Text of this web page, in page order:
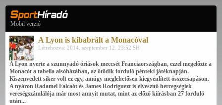
Mobil verzió
A Lyon is kibabrált a Monacóval
Létrehozva: 2014. szeptember 12. 23:52 SH
A Lyon nyerte a szunnyadó óriások meccsét Franciaországban, ezzel megelőzte a
Monacót a tabella alsóházában, az ötödik forduló pénteki játéknapján.
Kiszenvedett siker volt ez egy, amúgy meglehetősen kiegyenlített összecsapáson.
A nyáron Radamel Falcaót és James Rodríguezt is elveszítő hercegségiek
vereségszámlálója már most annyit mutat, mint az előző kiírásban 27 forduló
után...